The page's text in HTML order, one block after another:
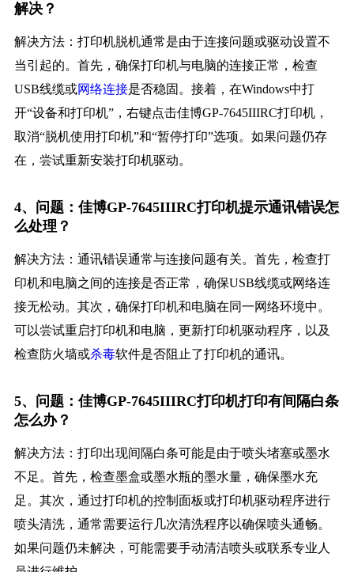
解决？
解决方法：打印机脱机通常是由于连接问题或驱动设置不
当引起的。首先，确保打印机与电脑的连接正常，检查
USB线缆或网络连接是否稳固。接着，在Windows中打
开“设备和打印机”，右键点击佳博GP-7645IIIRC打印机，
取消“脱机使用打印机”和“暂停打印”选项。如果问题仍存
在，尝试重新安装打印机驱动。
4、问题：佳博GP-7645IIIRC打印机提示通讯错误怎
么处理？
解决方法：通讯错误通常与连接问题有关。首先，检查打
印机和电脑之间的连接是否正常，确保USB线缆或网络连
接无松动。其次，确保打印机和电脑在同一网络环境中。
可以尝试重启打印机和电脑，更新打印机驱动程序，以及
检查防火墙或杀毒软件是否阻止了打印机的通讯。
5、问题：佳博GP-7645IIIRC打印机打印有间隔白条
怎么办？
解决方法：打印出现间隔白条可能是由于喷头堵塞或墨水
不足。首先，检查墨盒或墨水瓶的墨水量，确保墨水充
足。其次，通过打印机的控制面板或打印机驱动程序进行
喷头清洗，通常需要运行几次清洗程序以确保喷头通畅。
如果问题仍未解决，可能需要手动清洁喷头或联系专业人